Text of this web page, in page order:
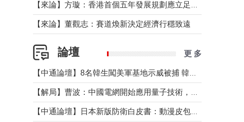
【來論】董觀志：賽道煥新決定經濟行穩致遠
論壇 更 多